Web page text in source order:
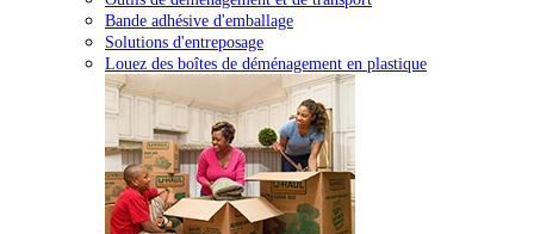
Bande adhésive d'emballage
Solutions d'entreposage
Louez des boîtes de déménagement en plastique